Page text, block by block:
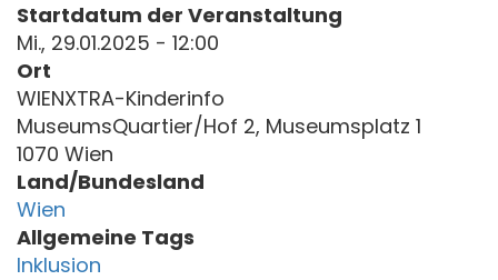
Startdatum der Veranstaltung
Mi., 29.01.2025 - 12:00
Ort
WIENXTRA-Kinderinfo
MuseumsQuartier/Hof 2, Museumsplatz 1
1070 Wien
Land/Bundesland
Wien
Allgemeine Tags
Inklusion